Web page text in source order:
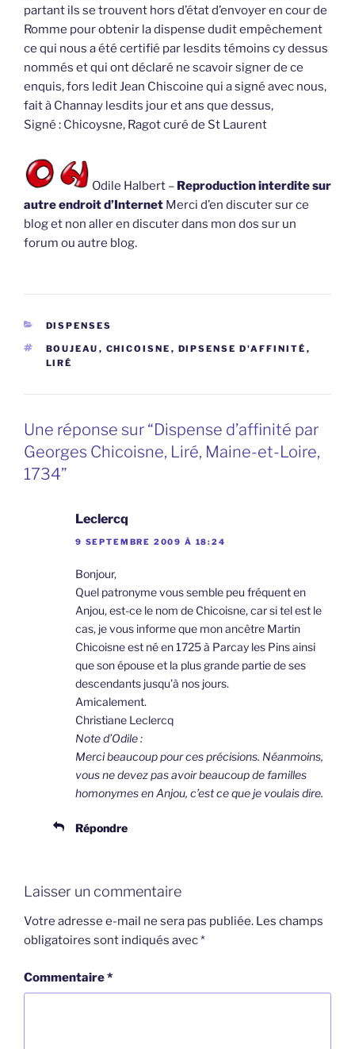
partant ils se trouvent hors d’état d’envoyer en cour de
Romme pour obtenir la dispense dudit empêchement
ce qui nous a été certifié par lesdits témoins cy dessus
nommés et qui ont déclaré ne scavoir signer de ce
enquis, fors ledit Jean Chiscoine qui a signé avec nous,
fait à Channay lesdits jour et ans que dessus,
Signé : Chicoysne, Ragot curé de St Laurent
Odile Halbert – Reproduction interdite sur
autre endroit d’Internet Merci d’en discuter sur ce
blog et non aller en discuter dans mon dos sur un
forum ou autre blog.
CATÉGORIES
DISPENSES
ÉTIQUETTES
BOUJEAU , CHICOISNE , DIPSENSE D'AFFINITÉ ,
LIRÉ
Une réponse sur “Dispense d’affinité par
Georges Chicoisne, Liré, Maine-et-Loire,
1734”
Leclercq
9 SEPTEMBRE 2009 À 18:24
Bonjour,
Quel patronyme vous semble peu fréquent en
Anjou, est-ce le nom de Chicoisne, car si tel est le
cas, je vous informe que mon ancêtre Martin
Chicoisne est né en 1725 à Parcay les Pins ainsi
que son épouse et la plus grande partie de ses
descendants jusqu’à nos jours.
Amicalement.
Christiane Leclercq
Note d’Odile :
Merci beaucoup pour ces précisions. Néanmoins,
vous ne devez pas avoir beaucoup de familles
homonymes en Anjou, c’est ce que je voulais dire.
Répondre
Laisser un commentaire
Votre adresse e-mail ne sera pas publiée. Les champs
obligatoires sont indiqués avec*
Commentaire*